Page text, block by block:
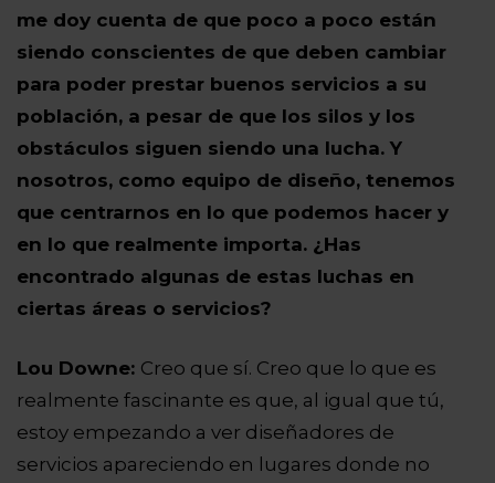
me doy cuenta de que poco a poco están
siendo conscientes de que deben cambiar
para poder prestar buenos servicios a su
población, a pesar de que los silos y los
obstáculos siguen siendo una lucha. Y
nosotros, como equipo de diseño, tenemos
que centrarnos en lo que podemos hacer y
en lo que realmente importa. ¿Has
encontrado algunas de estas luchas en
ciertas áreas o servicios?
Lou Downe: Creo que sí. Creo que lo que es
realmente fascinante es que, al igual que tú,
estoy empezando a ver diseñadores de
servicios apareciendo en lugares donde no